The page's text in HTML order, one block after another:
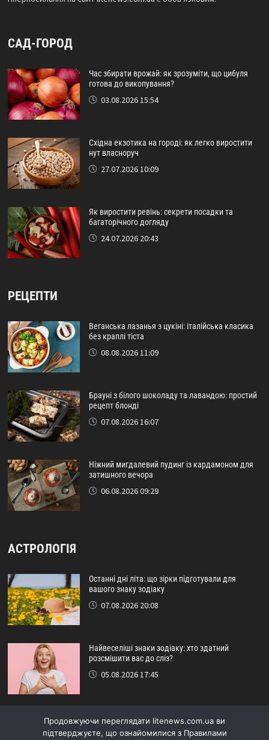
САД-ГОРОД
Час збирати врожай: як зрозуміти, що цибуля
готова до викопування?
03.08.2026 15:54
Східна екзотика на городі: як легко виростити
нут власноруч
27.07.2026 10:09
Як виростити ревінь: секрети посадки та
багаторічного догляду
24.07.2026 20:43
РЕЦЕПТИ
Веганська лазанья з цукіні: італійська класика
без краплі тіста
08.08.2026 11:09
Брауні з білого шоколаду та лавандою: простий
рецепт блонді
07.08.2026 16:07
Ніжний мигдалевий пудинг із кардамоном для
затишного вечора
06.08.2026 09:29
АСТРОЛОГІЯ
Останні дні літа: що зірки підготували для
вашого знаку зодіаку
07.08.2026 20:08
Найвеселіші знаки зодіаку: хто здатний
розсмішити вас до сліз?
05.08.2026 17:45
Астрологічний прогноз на серпень: кому
пощастить наприкінці літа
Продовжуючи переглядати litenews.com.ua ви
підтверджуєте, що ознайомилися з Правилами